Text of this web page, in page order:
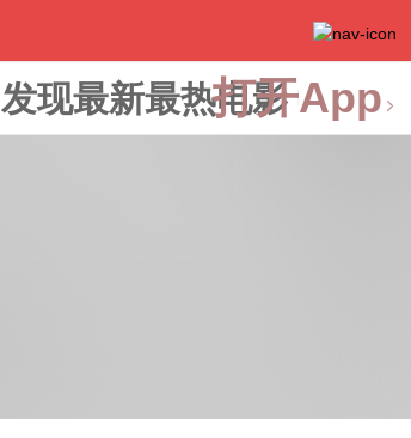
发现最新最热电影打开App